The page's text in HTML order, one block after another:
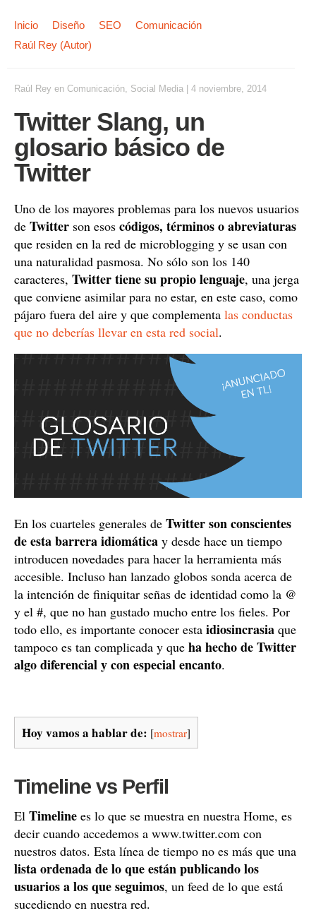
Inicio Diseño SEO
Comunicación
Raúl Rey (Autor)
Raúl Rey en Comunicación, Social Media 4 noviembre, 2014
Twitter Slang, un
glosario básico de
Twitter
Uno de los mayores problemas para los nuevos usuarios
de Twitter son esos códigos, términos o abreviaturas
que residen en la red de microblogging y se usan con
una naturalidad pasmosa. No sólo son los 140
caracteres, Twitter tiene su propio lenguaje, una jerga
que conviene asimilar para no estar, en este caso, como
pájaro fuera del aire y que complementa las conductas
que no deberías llevar en esta red social.
En los cuarteles generales de Twitter son conscientes
de esta barrera idiomática y desde hace un tiempo
introducen novedades para hacer la herramienta más
accesible. Incluso han lanzado globos sonda acerca de
la intención de finiquitar señas de identidad como la @
y el #, que no han gustado mucho entre los fieles. Por
todo ello, es importante conocer esta idiosincrasia que
tampoco es tan complicada y que ha hecho de Twitter
algo diferencial y con especial encanto.
Hoy vamos a hablar de: [mostrar]
Timeline vs Perfil
El Timeline es lo que se muestra en nuestra Home, es
decir cuando accedemos a www.twitter.com con
nuestros datos. Esta línea de tiempo no es más que una
lista ordenada de lo que están publicando los
usuarios a los que seguimos, un feed de lo que está
sucediendo en nuestra red.